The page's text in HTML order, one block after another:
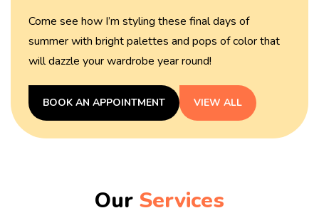
Come see how I’m styling these final days of
summer with bright palettes and pops of color that
will dazzle yourwardrobe year round!
BOOK AN APPOINTMENT VIEW ALL
Our Services